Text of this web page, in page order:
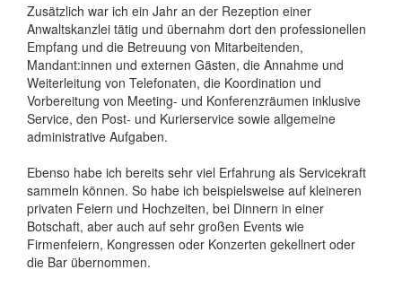
Zusätzlich war ich ein Jahr an der Rezeption einer
Anwaltskanzlei tätig und übernahm dort den professionellen
Empfang und die Betreuung von Mitarbeitenden,
Mandant:innen und externen Gästen, die Annahme und
Weiterleitung von Telefonaten, die Koordination und
Vorbereitung von Meeting- und Konferenzräumen inklusive
Service, den Post- und Kurierservice sowie allgemeine
administrative Aufgaben.
Ebenso habe ich bereits sehr viel Erfahrung als Servicekraft
sammeln können. So habe ich beispielsweise auf kleineren
privaten Feiern und Hochzeiten, bei Dinnern in einer
Botschaft, aber auch auf sehr großen Events wie
Firmenfeiern, Kongressen oder Konzerten gekellnert oder
die Bar übernommen.